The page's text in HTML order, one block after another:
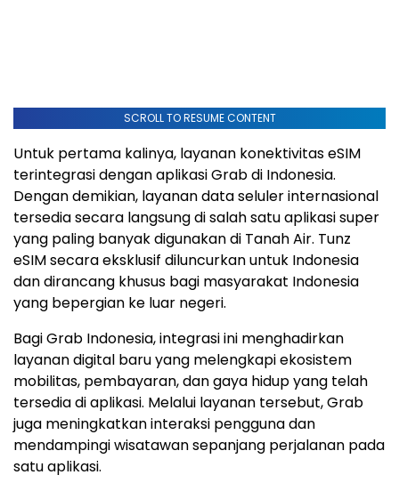
SCROLL TO RESUME CONTENT
Untuk pertama kalinya, layanan konektivitas eSIM
terintegrasi dengan aplikasi Grab di Indonesia.
Dengan demikian, layanan data seluler internasional
tersedia secara langsung di salah satu aplikasi super
yang paling banyak digunakan di Tanah Air. Tunz
eSIM secara eksklusif diluncurkan untuk Indonesia
dan dirancang khusus bagi masyarakat Indonesia
yang bepergian ke luar negeri.
Bagi Grab Indonesia, integrasi ini menghadirkan
layanan digital baru yang melengkapi ekosistem
mobilitas, pembayaran, dan gaya hidup yang telah
tersedia di aplikasi. Melalui layanan tersebut, Grab
juga meningkatkan interaksi pengguna dan
mendampingi wisatawan sepanjang perjalanan pada
satu aplikasi.